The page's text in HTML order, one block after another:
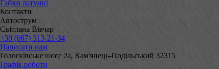
Гайки латунні
Контакти
Автострум
Світлана Вівчар
+38 (067) 313-21-34
Написати нам
Голосківське шосе 2а, Кам'янець-Подільський 32315
Графік роботи